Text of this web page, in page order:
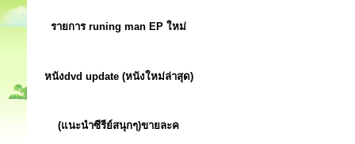
รายการ runing man EP ใหม่
หนังdvd update (หนังใหม่ล่าสุด)
(แนะนำซีรีย์สนุกๆ)ขายละค